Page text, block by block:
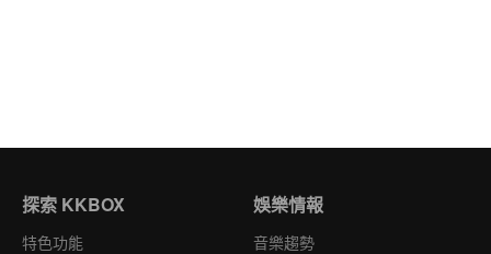
探索 KKBOX
特色功能
娛樂情報
音樂趨勢